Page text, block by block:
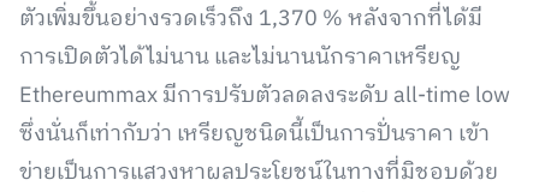
ตัวเพิ่มขึ้นอย่างรวดเร็วถึง 1,370 % หลังจากที่ได้มี
การเปิดตัวได้ไม่นาน และไม่นานนักราคาเหรียญ
Ethereummax มีการปรับตัวลดลงระดับ all-time low
ซึ่งนั่นก็เท่ากับว่า เหรียญชนิดนี้เป็นการปั่นราคา เข้า
ข่ายเป็นการแสวงหาผลประโยชน์ในทางที่มิชอบด้วย